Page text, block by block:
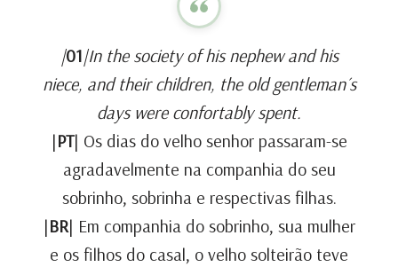
|01|In the society of his nephew and his
niece, and their children, the old gentleman´s
days were confortably spent.
|PT| Os dias do velho senhor passaram-se
agradavelmente na companhia do seu
sobrinho, sobrinha e respectivas filhas.
|BR| Em companhia do sobrinho, sua mulher
e os filhos do casal, o velho solteirão teve